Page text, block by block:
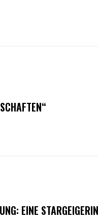
EINE STARGEIGERIN